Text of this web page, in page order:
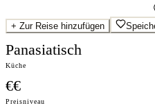
+ Zur Reise hinzufügen
Panasiatisch
Küche
€€
Preisniveau